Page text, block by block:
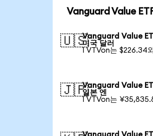
Vanguard Value
🇺🇸Vanguard Value
미국 달러
1 VTVon는 $226.34
🇯🇵Vanguard Value
일본 엔
1 VTVon는